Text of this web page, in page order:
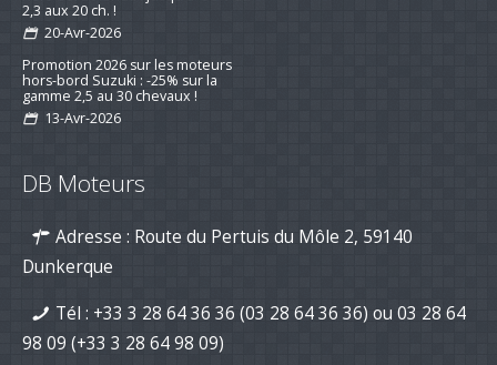
2,3 aux 20 ch. !
20-Avr-2026
Promotion 2026 sur les moteurs
hors-bord Suzuki : -25% sur la
gamme 2,5 au 30 chevaux !
13-Avr-2026
moteurs de bateau
Nouvelle série "Stealth Line" chez
maintenant avec DB Moteurs !
DB Moteurs vous souhaite une
excellente année 2026, pleine de
projets motorisés !
DB Moteurs
Adresse : Route du Pertuis du Môle 2, 59140
Dunkerque
Tél : +33 3 28 64 36 36 (03 28 64 36 36) ou 03 28 64
98 09 (+33 3 28 64 98 09)